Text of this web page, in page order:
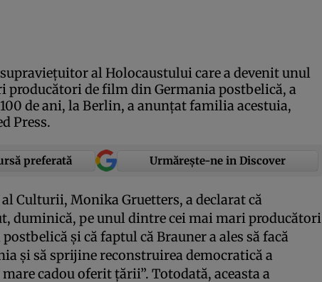
al Holocaustului care a devenit unul
producători de film din Germania postbelică, a
de ani, la Berlin, a anunţat familia acestuia,
Press.
preferată Urmărește-ne in Discover
Culturii, Monika Gruetters, a declarat că
duminică, pe unul dintre cei mai mari producători
şi că faptul că Brauner a ales să facă
şi să sprijine reconstruirea democratică a
mare cadou oferit ţării”. Totodată, aceasta a